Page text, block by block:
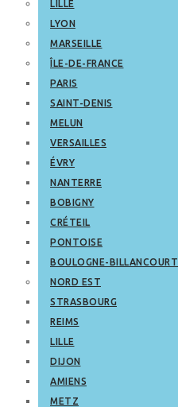
LILLE
LYON
MARSEILLE
ÎLE-DE-FRANCE
PARIS
SAINT-DENIS
MELUN
VERSAILLES
ÉVRY
NANTERRE
BOBIGNY
CRÉTEIL
PONTOISE
BOULOGNE-BILLANCOURT
NORD EST
STRASBOURG
REIMS
LILLE
DIJON
AMIENS
METZ